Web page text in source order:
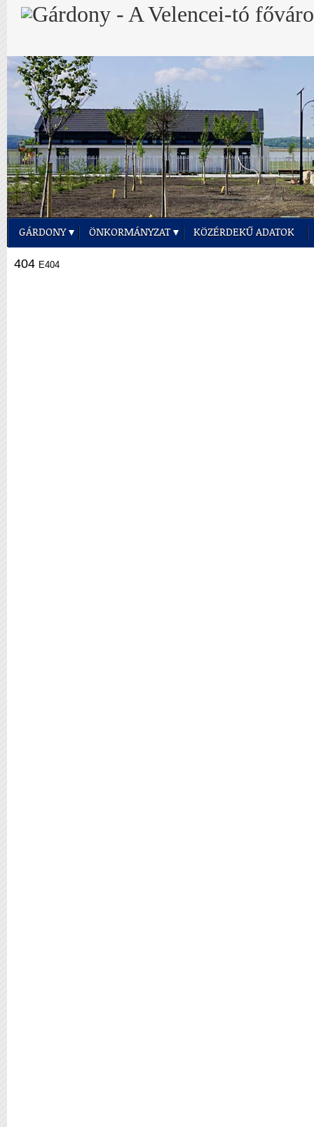
GÁRDONY ÖNKORMÁNYZAT KÖZÉRDEKŰ ADATOK
404 E404